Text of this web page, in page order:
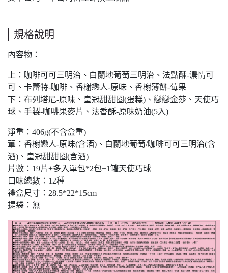
規格說明
內容物：
上：咖啡可可三明治、白蘭地葡萄三明治、法點酥-濃情可
可、卡蕾特-咖啡、香榭戀人-原味、香榭薄餅-莓果
下：布列塔尼-原味、皇冠甜甜圈(蛋糕)、戀戀金莎、天使巧
球、手製-咖啡果麥片、法香酥-原味奶油(5入)
淨重：406g(不含盒重)
葷：香榭戀人-原味(含酒)、白蘭地葡萄/咖啡可可三明治(含
酒)、皇冠甜甜圈(含酒)
片數：19片+多入單包*2包+1罐天使巧球
口味總數：12種
禮盒尺寸：28.5*22*15cm
提袋：無